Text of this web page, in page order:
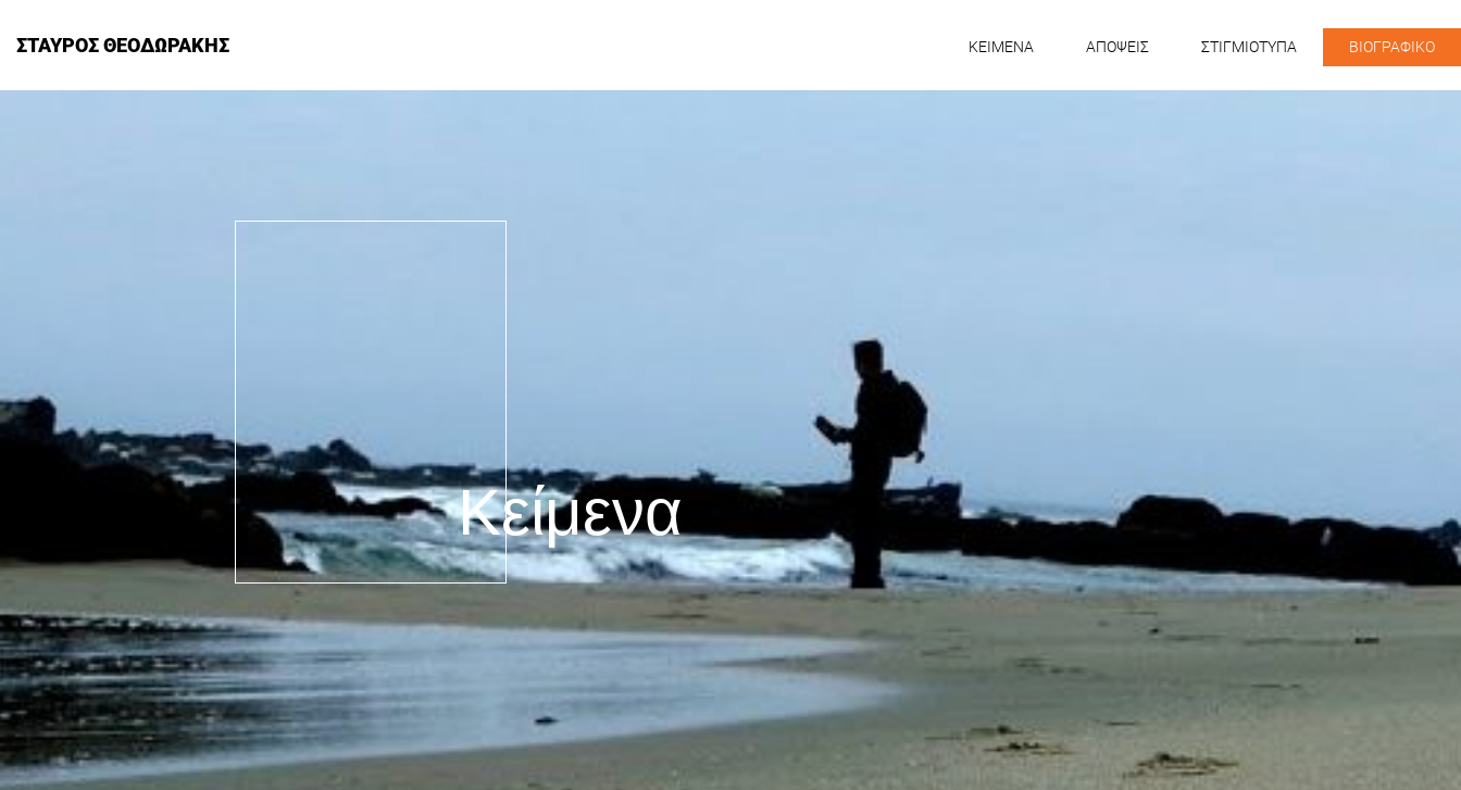
ΣΤΑΥΡΟΣ ΘΕΟΔΩΡΑΚΗΣ KEIMENA ΑΠΟΨΕΙΣ ΣΤΙΓΜΙΟΤΥΠΑ ΒΙΟΓΡΑΦΙΚΟ
Κείμενα